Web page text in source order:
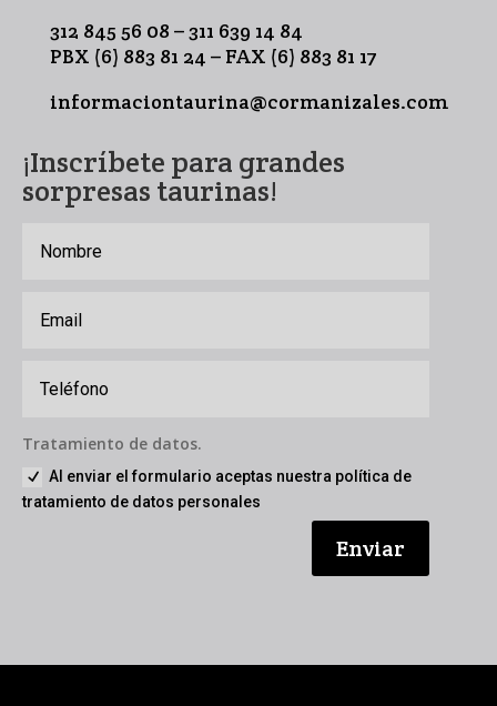
312 845 56 08 – 311 639 14 84
PBX (6) 883 81 24 – FAX (6) 883 81 17
informaciontaurina@cormanizales.com
¡Inscríbete para grandes
sorpresas taurinas!
Tratamiento de datos.
Al enviar el formulario aceptas nuestra política de
tratamiento de datos personales
Enviar